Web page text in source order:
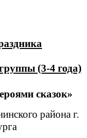
(3-4 года)
сказок»
района г.